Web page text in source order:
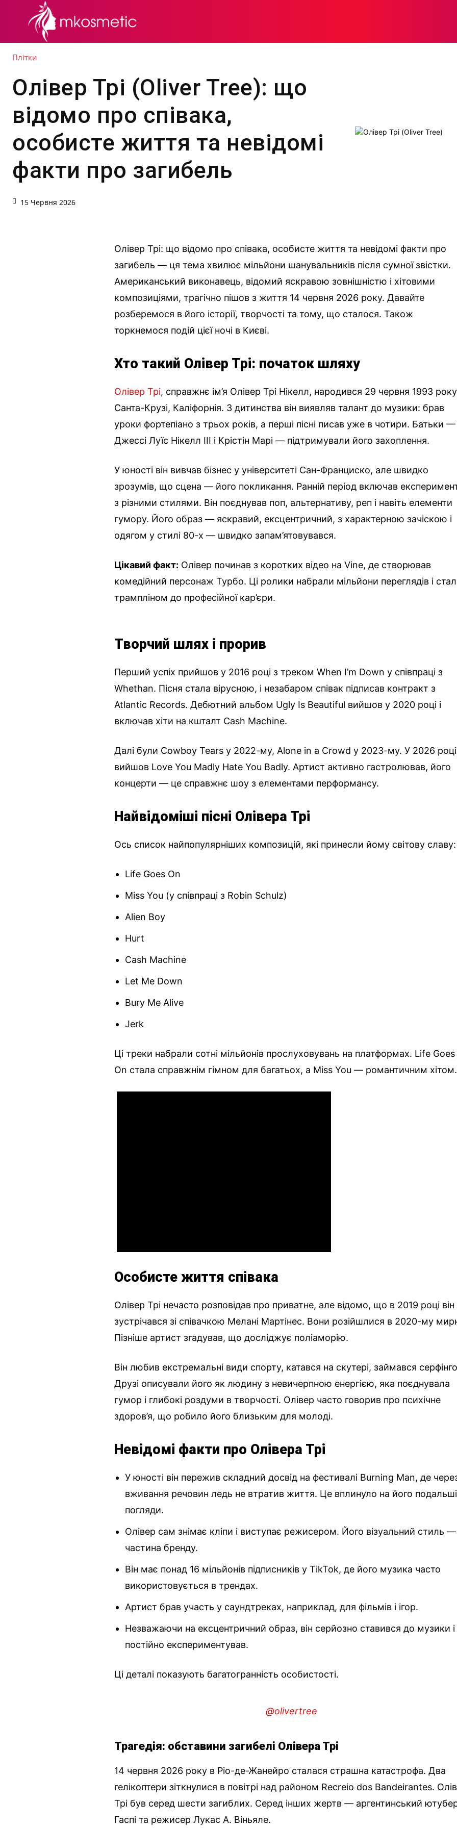
Плітки
Олівер Трі (Oliver Tree): що
відомо про співака,
особисте життя та невідомі
факти про загибель
15 Червня 2026
Олівер Трі: що відомо про співака, особисте життя та невідомі факти про
загибель — ця тема хвилює мільйони шанувальників після сумної звістки.
Американський виконавець, відомий яскравою зовнішністю і хітовими
композиціями, трагічно пішов з життя 14 червня 2026 року. Давайте
розберемося в його історії, творчості та тому, що сталося. Також
торкнемося подій цієї ночі в Києві.
Хто такий Олівер Трі: початок шляху
Олівер Трі, справжнє ім’я Олівер Трі Нікелл, народився 29 червня 1993
Санта-Крузі, Каліфорнія. З дитинства він виявляв талант до музики: брав
уроки фортепіано з трьох років, а перші пісні писав уже в чотири. Батьки —
Джессі Луїс Нікелл III і Крістін Марі — підтримували його захоплення.
У юності він вивчав бізнес у університеті Сан-Франциско, але швидко
зрозумів, що сцена — його покликання. Ранній період включав
з різними стилями. Він поєднував поп, альтернативу, реп і навіть елементи
гумору. Його образ — яскравий, ексцентричний, з характерною зачіскою і
одягом у стилі 80-х — швидко запам’ятовувався.
Цікавий факт: Олівер починав з коротких відео на Vine, де створював
комедійний персонаж Турбо. Ці ролики набрали мільйони переглядів і
трампліном до професійної кар’єри.
Творчий шлях і прорив
Перший успіх прийшов у 2016 році з треком When I’m Down у співпраці з
Whethan. Пісня стала вірусною, і незабаром співак підписав контракт з
Atlantic Records. Дебютний альбом Ugly Is Beautiful вийшов у 2020 році і
включав хіти на кшталт Cash Machine.
Далі були Cowboy Tears у 2022-му, Alone in a Crowd у 2023-му. У 2026 році
вийшов Love You Madly Hate You Badly. Артист активно гастролював, його
концерти — це справжнє шоу з елементами перформансу.
Найвідоміші пісні Олівера Трі
Ось список найпопулярніших композицій, які принесли йому світову славу:
Life Goes On
Miss You (у співпраці з Robin Schulz)
Alien Boy
Hurt
Cash Machine
Let Me Down
Bury Me Alive
Jerk
Ці треки набрали сотні мільйонів прослуховувань на платформах. Life Goes
On стала справжнім гімном для багатьох, а Miss You — романтичним хітом.
Особисте життя співака
Олівер Трі нечасто розповідав про приватне, але відомо, що в 2019 році він
зустрічався зі співачкою Мелані Мартінес. Вони розійшлися в 2020-му
Пізніше артист згадував, що досліджує поліаморію.
Він любив екстремальні види спорту, катався на скутері, займався
Друзі описували його як людину з невичерпною енергією, яка поєднувала
гумор і глибокі роздуми в творчості. Олівер часто говорив про психічне
здоров’я, що робило його близьким для молоді.
Невідомі факти про Олівера Трі
У юності він пережив складний досвід на фестивалі Burning Man, де
вживання речовин ледь не втратив життя. Це вплинуло на його подальші
погляди.
Олівер сам знімає кліпи і виступає режисером. Його візуальний стиль —
частина бренду.
Він має понад 16 мільйонів підписників у TikTok, де його музика часто
використовується в трендах.
Артист брав участь у саундтреках, наприклад, для фільмів і ігор.
Незважаючи на ексцентричний образ, він серйозно ставився до музики і
постійно експериментував.
Ці деталі показують багатогранність особистості.
@olivertree
Трагедія: обставини загибелі Олівера Трі
14 червня 2026 року в Ріо-де-Жанейро сталася страшна катастрофа. Два
гелікоптери зіткнулися в повітрі над районом Recreio dos Bandeirantes.
Трі був серед шести загиблих. Серед інших жертв — аргентинський
Гаспі та режисер Лукас А. Віньяле.